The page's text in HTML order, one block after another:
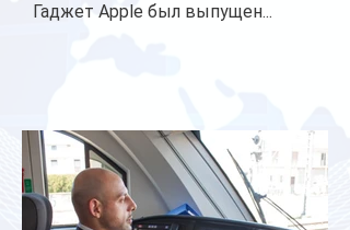
Гаджет Apple был выпущен...